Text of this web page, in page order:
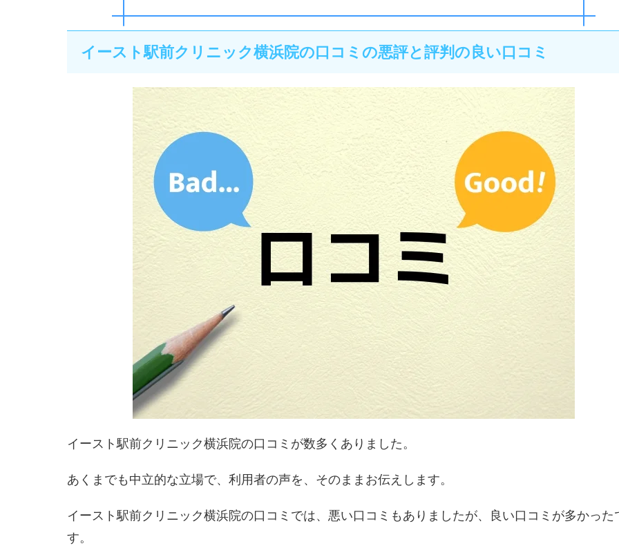
イースト駅前クリニック横浜院の口コミの悪評と評判の良い口コミ
イースト駅前クリニック横浜院の口コミが数多くありました。
あくまでも中立的な立場で、利用者の声を、そのままお伝えします。
イースト駅前クリニック横浜院の口コミでは、悪い口コミもありましたが、良い口コミが多かった
す。